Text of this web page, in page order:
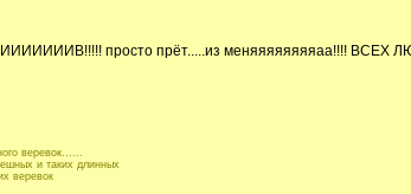
просто прёт.....из меняяяяяяяяаа!!!!
веревок......
и таких длинных
веревок